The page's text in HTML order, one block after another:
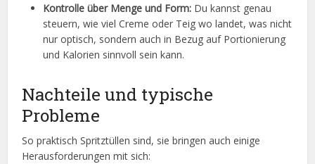
Kontrolle über Menge und Form: Du kannst genau
steuern, wie viel Creme oder Teig wo landet, was nicht
nur optisch, sondern auch in Bezug auf Portionierung
und Kalorien sinnvoll sein kann.
Nachteile und typische
Probleme
So praktisch Spritztüllen sind, sie bringen auch einige
Herausforderungen mit sich: